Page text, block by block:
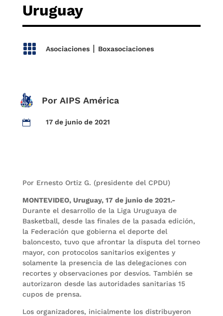
Uruguay
 Asociaciones| Boxasociaciones
Por AIPS América
 17 de junio de 2021
Por Ernesto Ortiz G. (presidente del CPDU)
MONTEVIDEO, Uruguay, 17 de junio de 2021.-
Durante el desarrollo de la Liga Uruguaya de
Basketball, desde las finales de la pasada edición,
la Federación que gobierna el deporte del
baloncesto, tuvo que afrontar la disputa del torneo
mayor, con protocolos sanitarios exigentes y
solamente la presencia de las delegaciones con
recortes y observaciones por desvíos. También se
autorizaron desde las autoridades sanitarias 15
cupos de prensa.
Los organizadores, inicialmente los distribuyeron